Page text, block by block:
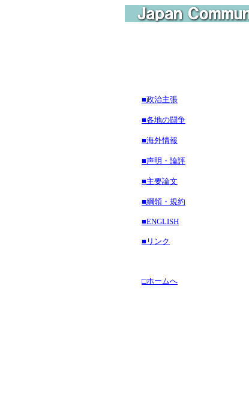
■政治主張
■各地の闘争
■海外情報
■声明・論評
■主要論文
■綱領・規約
■ENGLISH
■リンク
□ホームへ